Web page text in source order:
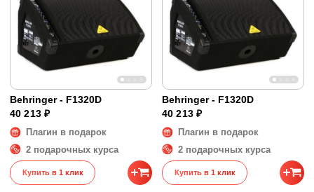
Behringer - F1320D
40 213 ₽
Плагин в подарок
2 подарочных курса
Купить в 1 клик
Behringer - F1320D
40 213 ₽
Плагин в подарок
2 подарочных курса
Купить в 1 клик